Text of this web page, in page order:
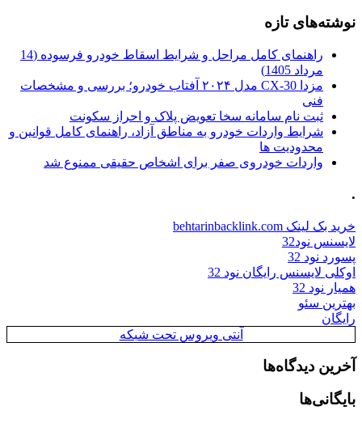
نوشته‌های تازه
راهنمای کامل مراحل و شرایط اسقاط خودرو فرسوده (14
مرداد 1405)
مزدا CX-30 مدل ۲۰۲۴ آفتاب خودرو؛ بررسی و مشخصات
فنی
ثبت نام سامانه سخا تعویض پلاک و احراز سکونت
شرایط واردات خودرو به مناطق آزاد، راهنمای کامل قوانین و
محدودیت ها
واردات خودروی صفر برای اشخاص حقیقی ممنوع شد
.
خرید بک لینک behtarinbacklink.com
لایسنس نود32
پسورد نود 32
اوکلی لایسنس رایگان نود 32
همیار نود 32
بهترین سئو
رایگان
آنتی ویروس تحت شبکه
آخرین دیدگاه‌ها
بایگانی‌ها